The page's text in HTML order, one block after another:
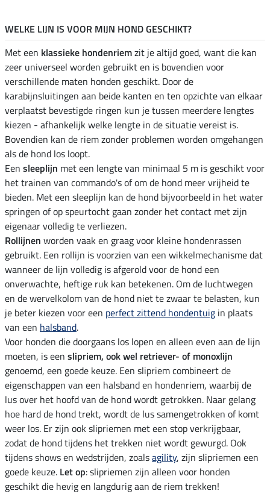
WELKE LIJN IS VOOR MIJN HOND GESCHIKT?
Met een klassieke hondenriemzit je altijd goed, want die kan
zeer universeel worden gebruikt en is bovendien voor
verschillende maten honden geschikt. Door de
karabijnsluitingen aan beide kanten en ten opzichte van elkaar
verplaatst bevestigde ringen kun je tussen meerdere lengtes
kiezen - afhankelijk welke lengte in de situatie vereist is.
Bovendien kan de riem zonder problemen worden omgehangen
als de hond los loopt.
Een sleeplijn met een lengte van minimaal 5 m is geschikt voor
het trainen van commando's of om de hond meer vrijheid te
bieden. Met een sleeplijn kan de hond bijvoorbeeld in het water
springen of op speurtocht gaan zonder het contact met zijn
eigenaar volledig te verliezen.
Rollijnen worden vaak en graag voor kleine hondenrassen
gebruikt. Een rollijn is voorzien van een wikkelmechanisme dat
wanneer de lijn volledig is afgerold voor de hond een
onverwachte, heftige ruk kan betekenen. Om de luchtwegen
en de wervelkolom van de hond niet te zwaar te belasten, kun
je beter kiezen voor een perfect zittend hondentuig in plaats
van een halsband.
Voor honden die doorgaans los lopen en alleen even aan de lijn
moeten, is een slipriem, ook wel retriever- of monoxlijn
genoemd, een goede keuze. Een slipriem combineert de
eigenschappen van een halsband en hondenriem, waarbij de
lus over het hoofd van de hond wordt getrokken. Naar gelang
hoe hard de hond trekt, wordt de lus samengetrokken of komt
weer los. Er zijn ook slipriemen met een stop verkrijgbaar,
zodat de hond tijdens het trekken niet wordt gewurgd. Ook
tijdens shows en wedstrijden, zoalsagility, zijn slipriemen een
goede keuze. Let op: slipriemen zijn alleen voor honden
geschikt die hevig en langdurig aan de riem trekken!